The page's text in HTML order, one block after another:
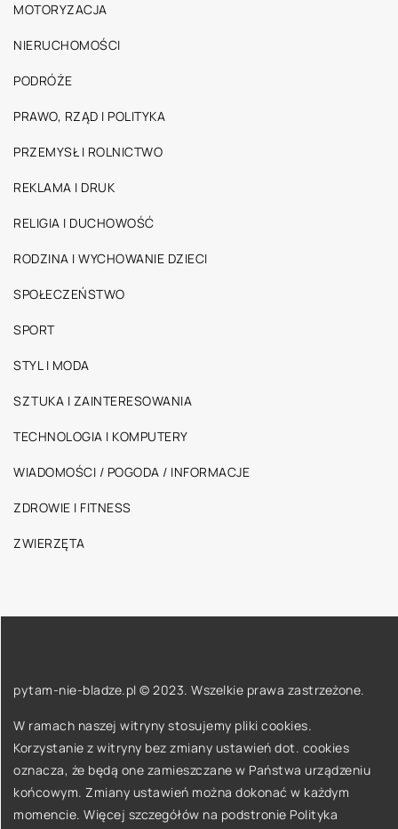
MOTORYZACJA
NIERUCHOMOŚCI
PODRÓŻE
PRAWO, RZĄD I POLITYKA
PRZEMYSŁ I ROLNICTWO
REKLAMA I DRUK
RELIGIA I DUCHOWOŚĆ
RODZINA I WYCHOWANIE DZIECI
SPOŁECZEŃSTWO
SPORT
STYL I MODA
SZTUKA I ZAINTERESOWANIA
TECHNOLOGIA I KOMPUTERY
WIADOMOŚCI / POGODA / INFORMACJE
ZDROWIE I FITNESS
ZWIERZĘTA
pytam-nie-bladze.pl © 2023. Wszelkie prawa zastrzeżone.
W ramach naszej witryny stosujemy pliki cookies.
Korzystanie z witryny bez zmiany ustawień dot. cookies
oznacza, że będą one zamieszczane w Państwa urządzeniu
końcowym. Zmiany ustawień można dokonać w każdym
momencie. Więcej szczegółów na podstronie Polityka